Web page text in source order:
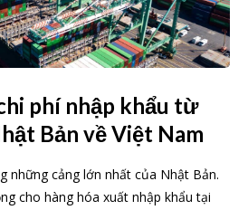
phí nhập khẩu từ
Bản về Việt Nam
những cảng lớn nhất của Nhật Bản.
cho hàng hóa xuất nhập khẩu tại